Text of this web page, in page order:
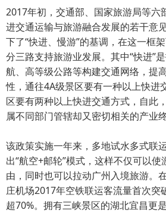
2017年初，交通部、国家旅游局等六
进交通运输与旅游融合发展的若干意
下了“快进、慢游”的基调，在这一框
分三路支持旅游业发展。其中“快进”
航、高等级公路等构建交通网络，提
性，通往4A级景区要有一种以上快进
区要有两种以上快进交通方式，自此
属不同部门管辖却又密切相关的产业
该政策实施一年来，多地试水多式联
出“航空+邮轮”模式，这样不仅可以
由，同时也可以拉动广州入境旅游。
庄机场2017年空铁联运客流量首次突
超70%。拥有三峡景区的湖北宜昌更